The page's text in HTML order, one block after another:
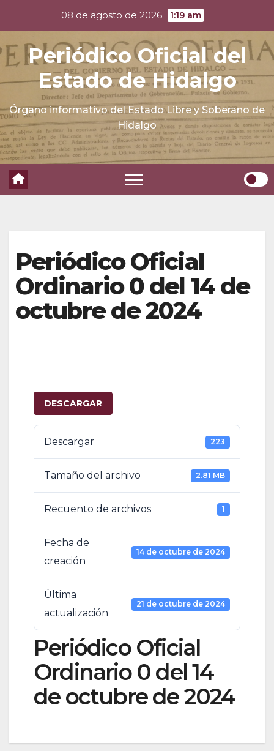
content
08 de agosto de 2026 1:19 am
Periódico Oficial del
Estado de Hidalgo
Órgano informativo del Estado Libre y Soberano de
Hidalgo
Periódico Oficial
Ordinario 0 del 14 de
octubre de 2024
DESCARGAR
Descargar 223
Tamaño del archivo 2.81 MB
Recuento de archivos 1
Fecha de
creación
14 de octubre de 2024
Última
actualización
21 de octubre de 2024
Periódico Oficial
Ordinario 0 del 14
de octubre de 2024